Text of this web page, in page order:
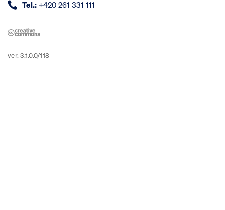
Tel.: +420 261 331 111
ver. 3.1.0.0/118